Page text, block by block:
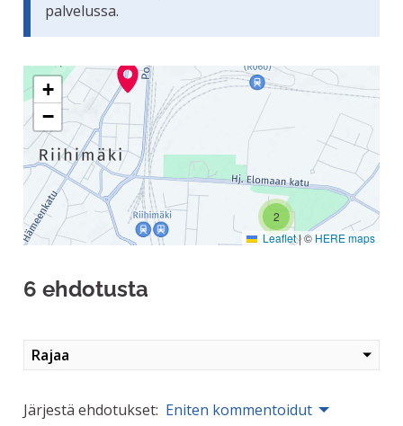
palvelussa.
Seuraavassa elementissä on kartta, joka esittää
2
+
−
Leaflet|© HERE maps
6 ehdotusta
Rajaa
Järjestä ehdotukset: Eniten kommentoidut